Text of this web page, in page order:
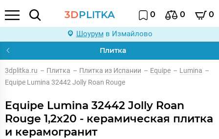
3DPLITKA 0 0 0
Шоурум в Измайлово
Плитка
3dplitka.ru – Плитка – Плитка из Испании – Equipe – Lumina –
Equipe Lumina 32442 Jolly Roan Rouge
Equipe Lumina 32442 Jolly Roan
Rouge 1,2x20 - керамическая плитка
и керамогранит